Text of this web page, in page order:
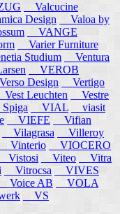
Valcucine
Design
Valoa by
VANGE
Varier Furniture
Studium
Ventura
VEROB
Design
Vertigo
Vest Leuchten
Vestre
VIAL
viasit
VIEFE
Vifian
Vilagrasa
Villeroy
Vinterio
VIOCERO
Vistosi Viteo
Vitra
Vitrocsa
VIVES
Voice AB
VOLA
VS